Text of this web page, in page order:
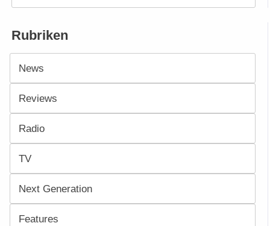
Rubriken
News
Reviews
Radio
TV
Next Generation
Features